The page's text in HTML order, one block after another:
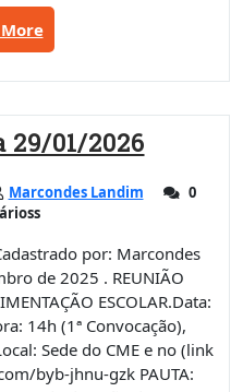
“Pauta
do
dia
29/01/2026
Marcondes Landim
0
por: Marcondes
de 2025 . REUNIÃO
ESCOLAR.Data:
14h (1ª Convocação),
Sede do CME e no (link
byb-jhnu-gzk PAUTA: